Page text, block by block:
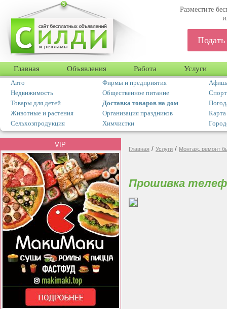
Разместите
Главная Объявления Работа Услуги
Авто Фирмы и предприятия
Недвижимость
Общественное питание
Товары для детей
Доставка товаров на дом
Животные и растения
Организация праздников
Карта
Сельхозпродукция
Химчистки
VIP
Главная / Услуги / Монтаж, ремонт
Прошивка